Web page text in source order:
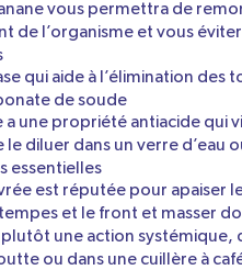
vous permettra de
de l’organisme et vous
qui aide à l’élimination
de soude
une propriété antiacide qui
le diluer dans un verre d’eau
essentielles
est réputée pour apaiser
et le front et masser
une action
ou dans une cuillère à